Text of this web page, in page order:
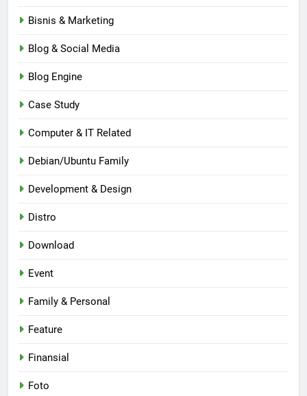
Bisnis & Marketing
Blog & Social Media
Blog Engine
Case Study
Computer & IT Related
Debian/Ubuntu Family
Development & Design
Distro
Download
Event
Family & Personal
Feature
Finansial
Foto